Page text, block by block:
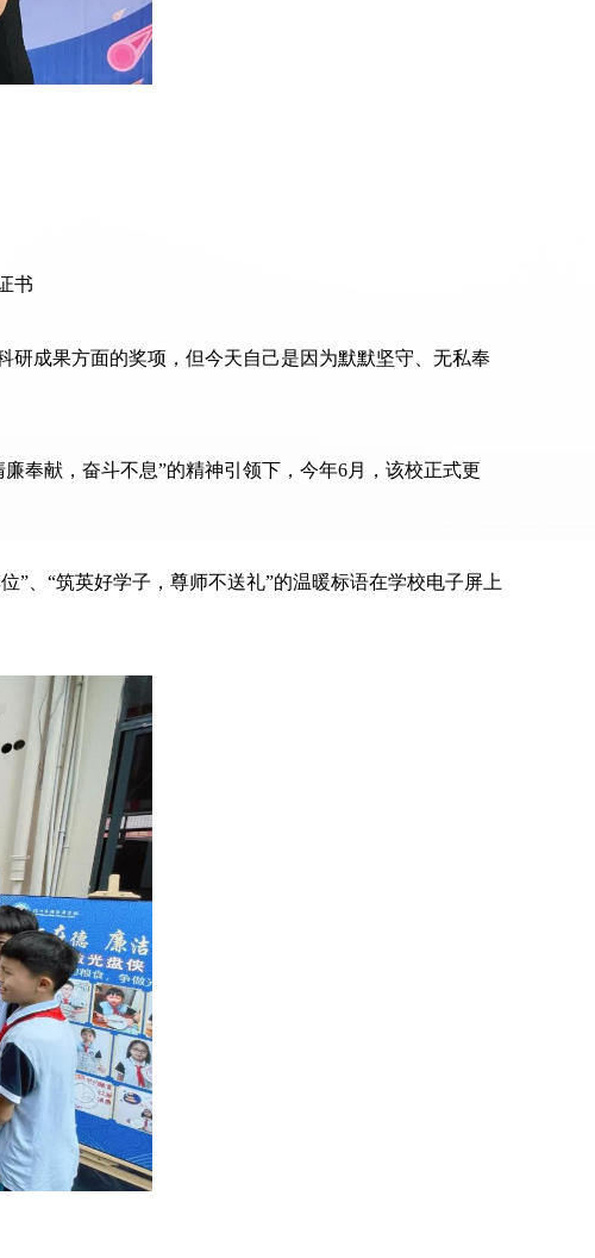
书
研成果方面的奖项，但今天自己是因为默默坚守、无私奉
奉献，奋斗不息”的精神引领下，今年6月，该校正式更
”、“筑英好学子，尊师不送礼”的温暖标语在学校电子屏上